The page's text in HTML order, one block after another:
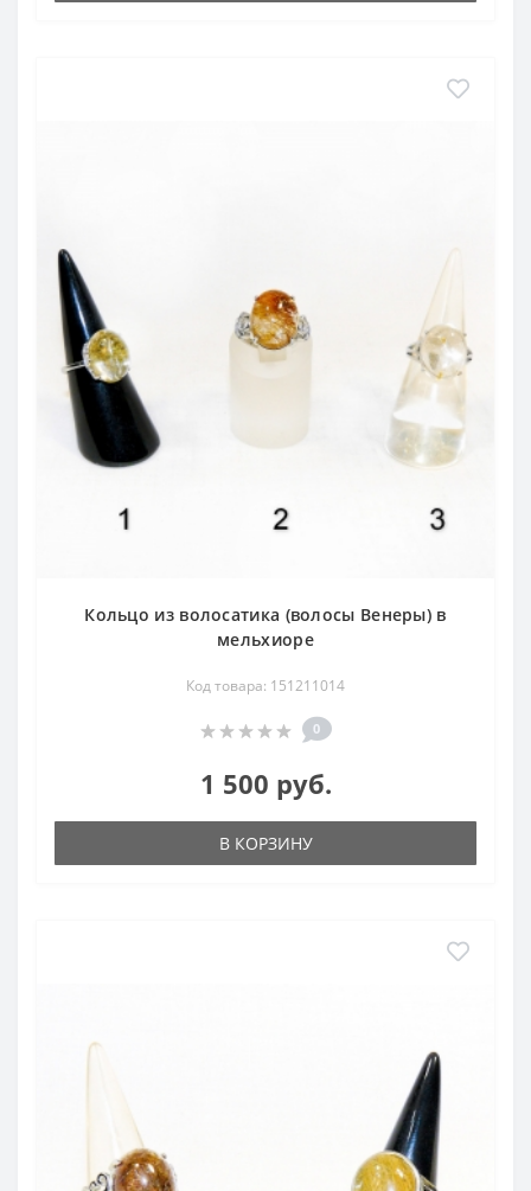
Кольцо из волосатика (волосы Венеры) в
мельхиоре
Код товара: 151211014
0
1 500 руб.
В КОРЗИНУ